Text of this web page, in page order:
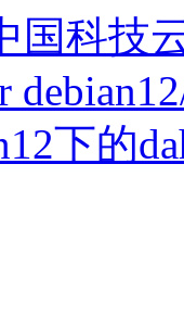
国科技
下的